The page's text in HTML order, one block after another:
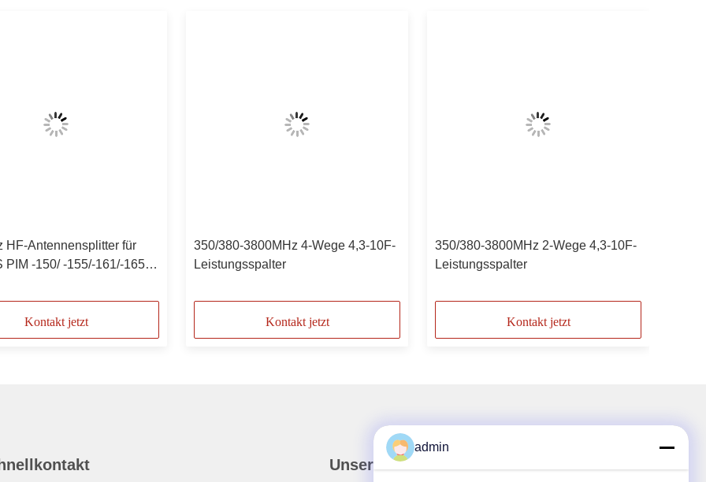
HF-Antennensplitter für
PIM -150/ -155/-161/-165 N
Kontakt jetzt
350/380-3800MHz 4-Wege 4,3-10F-
Leistungsspalter
Kontakt jetzt
350/380-3800MHz 2-Wege 4,3-10F-
Leistungsspalter
Kontakt jetzt
Unser Newsletter
admin